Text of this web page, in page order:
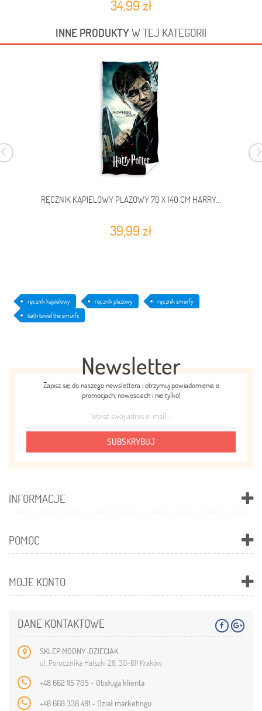
34,99 zł
INNE PRODUKTYW TEJ KATEGORII
RĘCZNIK KĄPIELOWY PLAŻOWY 70 X 140 CM HARRY...
39,99 zł
ręcznik kąpielowy ręcznik plażowy
ręcznik smerfy
bath towel the smurfs
Newsletter
Zapisz się do naszego newslettera i otrzymuj powiadomienia o
promocjach, nowościach i nie tylko!
SUBSKRYBUJ
INFORMACJE
POMOC
MOJE KONTO
DANE KONTAKTOWE
SKLEP MODNY-DZIECIAK
ul. Porucznika Halszki 28, 30-611 Kraków
+48 662 115 705 - Obsługa klienta
+48 668 338 491 - Dział marketingu